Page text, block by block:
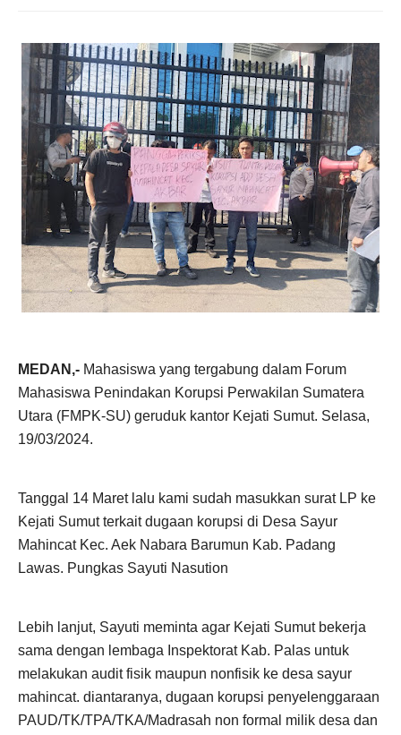
MEDAN,- Mahasiswa yang tergabung dalam Forum
Mahasiswa Penindakan Korupsi Perwakilan Sumatera
Utara (FMPK-SU) geruduk kantor Kejati Sumut. Selasa,
19/03/2024.
Tanggal 14 Maret lalu kami sudah masukkan surat LP ke
Kejati Sumut terkait dugaan korupsi di Desa Sayur
Mahincat Kec. Aek Nabara Barumun Kab. Padang
Lawas. Pungkas Sayuti Nasution
Lebih lanjut, Sayuti meminta agar Kejati Sumut bekerja
sama dengan lembaga Inspektorat Kab. Palas untuk
melakukan audit fisik maupun nonfisik ke desa sayur
mahincat. diantaranya, dugaan korupsi penyelenggaraan
PAUD/TK/TPA/TKA/Madrasah non formal milik desa dan